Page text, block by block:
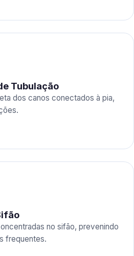
Tubulação
dos canos conectados à pia,
no sifão, prevenindo
frequentes.